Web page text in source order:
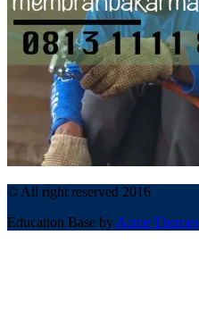
© All right reserved 2016
Education Base by Acme Themes